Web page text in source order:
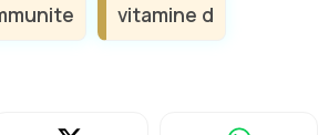
vitamine d